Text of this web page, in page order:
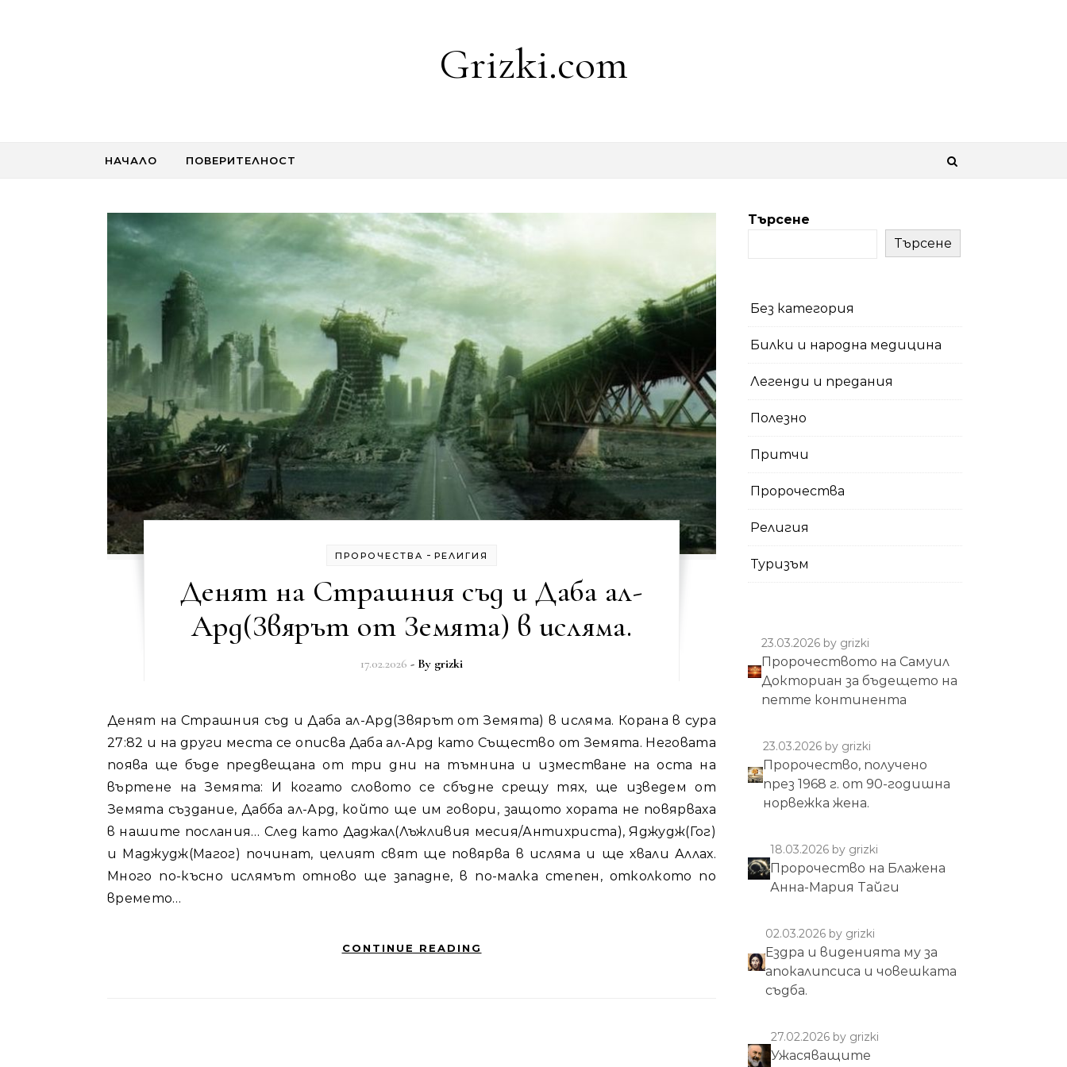
Grizki.com
НАЧАЛО ПОВЕРИТЕЛНОСТ
ПРОРОЧЕСТВА - РЕЛИГИЯ
Денят на Страшния съд и Даба ал-
Ард(Звярът от Земята) в исляма.
17.02.2026 - By grizki
Денят на Страшния съд и Даба ал-Ард(Звярът от Земята) в исляма. Корана в сура
27:82 и на други места се описва Даба ал-Ард като Същество от Земята. Неговата
поява ще бъде предвещана от три дни на тъмнина и изместване на оста на
въртене на Земята: И когато словото се сбъдне срещу тях, ще изведем от
Земята създание, Дабба ал-Ард, който ще им говори, защото хората не повярваха
в нашите послания… След като Даджал(Лъжливия месия/Антихриста), Яджудж(Гог)
и Маджудж(Магог) починат, целият свят ще повярва в исляма и ще хвали Аллах.
Много по-късно ислямът отново ще западне, в по-малка степен, отколкото по
времето…
CONTINUE READING
Търсене
Търсене
Без категория
Билки и народна медицина
Легенди и предания
Полезно
Притчи
Пророчества
Религия
Туризъм
23.03.2026 by grizki
Пророчеството на Самуил
Докториан за бъдещето на
петте континента
23.03.2026 by grizki
Пророчество, получено
през 1968 г. от 90-годишна
норвежка жена.
18.03.2026 by grizki
Пророчество на Блажена
Анна-Мария Тайги
02.03.2026 by grizki
Ездра и виденията му за
апокалипсиса и човешката
съдба.
27.02.2026 by grizki
Ужасяващите